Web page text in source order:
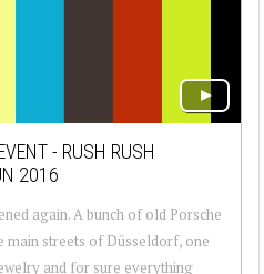
- RUSH RUSH
2016
again. A bunch of old Porsche
main streets of Düsseldorf, one
and for sure everything